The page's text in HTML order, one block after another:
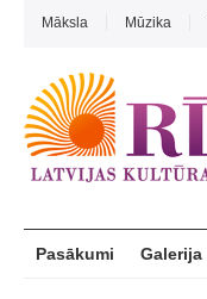
Māksla Mūzika
Pasākumi Galerija